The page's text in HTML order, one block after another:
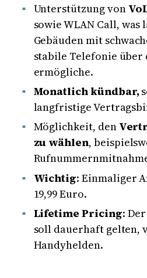
Unterstützung von
sowie WLAN Call,
Gebäuden mit
stabile Telefonie über
ermögliche.
Monatlich kündbar,
langfristige
Möglichkeit, den
zu wählen,
Wichtig: Einmaliger
19,99 Euro.
Lifetime Pricing:
soll dauerhaft gelten,
Handyhelden.